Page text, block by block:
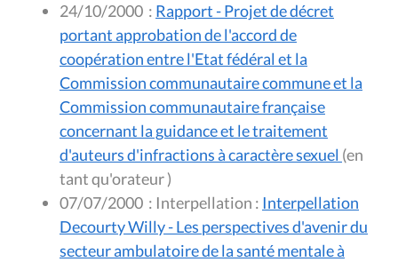
24/10/2000 : Rapport - Projet de décret
portant approbation de l'accord de
coopération entre l'Etat fédéral et la
Commission communautaire commune et la
Commission communautaire française
concernant la guidance et le traitement
d'auteurs d'infractions à caractère sexuel (en
tant qu'orateur )
07/07/2000 : Interpellation : Interpellation
Decourty Willy - Les perspectives d'avenir du
secteur ambulatoire de la santé mentale à